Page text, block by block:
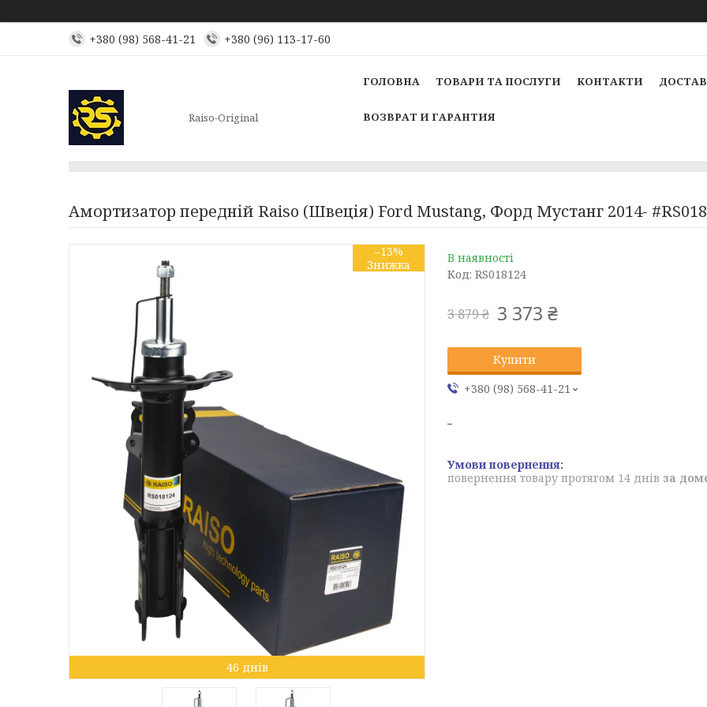
+380 (98) 568-41-21 +380 (96) 113-17-60
Raiso-Original
ГОЛОВНА ТОВАРИ ТА ПОСЛУГИ КОНТАКТИ
ВОЗВРАТ И ГАРАНТИЯ
Амортизатор передній Raiso (Швеція) Ford Mustang, Форд Мустанг 2014-
–13%
46 днів
В наявності
Код: RS018124
3 879 ₴ 3 373 ₴
Купити
+380 (98) 568-41-21
повернення товару протягом 14 днів за